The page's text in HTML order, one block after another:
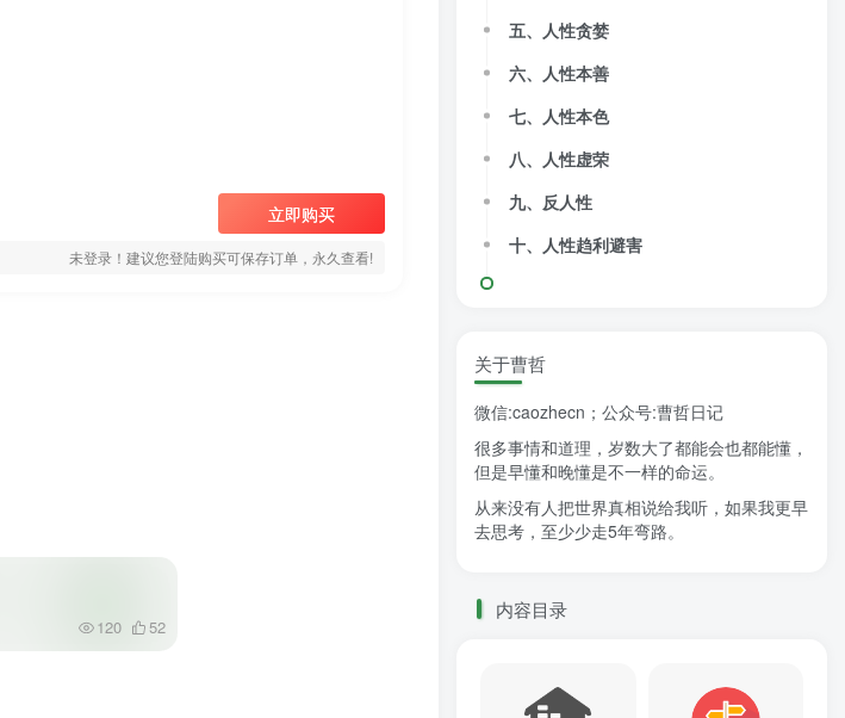
立即购买
未登录！建议您登陆购买可保存订单，永久查看!
120 52
五、人性贪婪
六、人性本善
七、人性本色
八、人性虚荣
九、反人性
十、人性趋利避害
关于曹哲
微信:caozhecn；公众号:曹哲日记
很多事情和道理，岁数大了都能会也都能懂，
但是早懂和晚懂是不一样的命运。
从来没有人把世界真相说给我听，如果我更早
去思考，至少少走5年弯路。
内容目录